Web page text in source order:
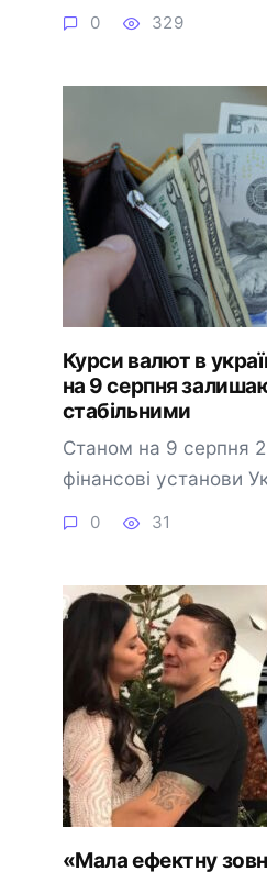
0 329
Курси валют в
на 9 серпня
стабільними
Станом на 9 серпня
фінансові установи
0 31
«Мала ефектну